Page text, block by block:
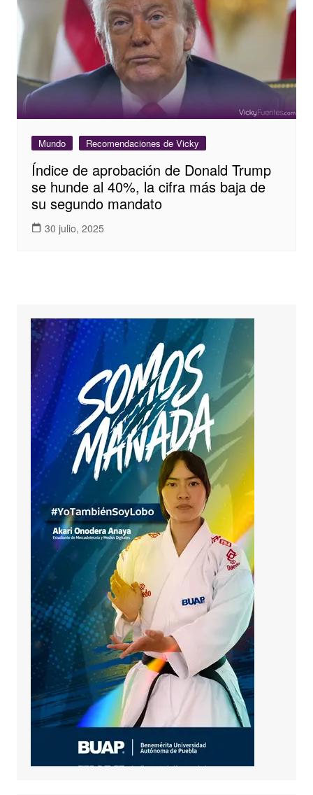
Mundo Recomendaciones de Vicky
Índice de aprobación de Donald Trump
se hunde al 40%, la cifra más baja de
su segundo mandato
30 julio, 2025